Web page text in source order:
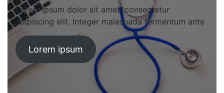
Lorem ipsum dolor sit amet, consectetur
adipiscing elit. Integer malesuada fermentum ante
Lorem ipsum